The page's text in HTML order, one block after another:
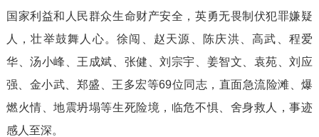
国家利益和人民群众生命财产安全，英勇无畏制伏犯罪嫌疑
人，壮举鼓舞人心。徐闯、赵天源、陈庆洪、高武、程爱
华、汤小峰、王成斌、张健、刘宗宇、姜智文、袁苑、刘应
强、金小武、郑盛、王多宏等69位同志，直面急流险滩、爆
燃火情、地震坍塌等生死险境，临危不惧、舍身救人，事迹
感人至深。